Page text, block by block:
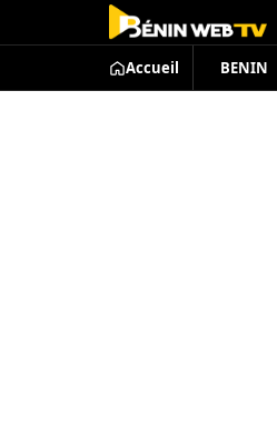
Accueil BENIN